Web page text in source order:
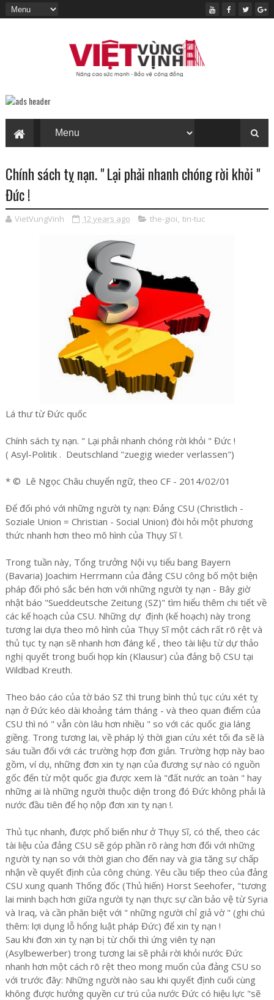
Chính sách tỵ nạn. " Lại phải nhanh chóng rời khỏi "
Đức !
VietVungVinh 12 years ago the-gioi, tin-tuc
Lá thư từ Đức quốc
Chính sách tỵ nạn. " Lại phải nhanh chóng rời khỏi " Đức !
( Asyl-Politik . Deutschland "zuegig wieder verlassen")
* © Lê Ngọc Châu chuyển ngữ, theo CF - 2014/02/01
Để đối phó với những người tỵ nạn: Đảng CSU (Christlich -
Soziale Union = Christian - Social Union) đòi hỏi một phương
thức nhanh hơn theo mô hình của Thụy Sĩ !.
Trong tuần này, Tổng trưởng Nội vụ tiểu bang Bayern
(Bavaria) Joachim Herrmann của đảng CSU công bố một biện
pháp đối phó sắc bén hơn với những người tỵ nạn - Bây giờ
nhật báo "Sueddeutsche Zeitung (SZ)" tìm hiểu thêm chi tiết về
các kế hoạch của CSU. Những dự định (kế hoạch) này trong
tương lai dựa theo mô hình của Thụy Sĩ một cách rất rõ rệt và
thủ tục tỵ nạn sẽ nhanh hơn đáng kể , theo tài liệu từ dự thảo
nghị quyết trong buổi họp kín (Klausur) của đảng bộ CSU tại
Wildbad Kreuth.
Theo báo cáo của tờ báo SZ thì trung bình thủ tục cứu xét tỵ
nạn ở Đức kéo dài khoảng tám tháng - và theo quan điểm của
CSU thì nó " vẫn còn lâu hơn nhiều " so với các quốc gia láng
giềng. Trong tương lai, về pháp lý thời gian cứu xét tối đa sẽ là
sáu tuần đối với các trường hợp đơn giản. Trường hợp này bao
gồm, ví dụ, những đơn xin tỵ nạn của đương sự nào có nguồn
gốc đến từ một quốc gia được xem là "đất nước an toàn " hay
những ai là những người thuộc diện trong đó Đức không phải là
nước đầu tiên để họ nộp đơn xin tỵ nạn !.
Thủ tục nhanh, được phổ biến như ở Thụy Sĩ, có thể, theo các
tài liệu của đảng CSU sẽ góp phần rõ ràng hơn đối với những
người tỵ nạn so với thời gian cho đến nay và gia tăng sự chấp
nhận về quyết định của công chúng. Yêu cầu tiếp theo của đảng
CSU xung quanh Thống đốc (Thủ hiến) Horst Seehofer, "tương
lai minh bạch hơn giữa người tỵ nạn thực sự cần bảo vệ từ Syria
và Iraq, và cần phân biệt với " những người chỉ giả vờ " (ghi chú
thêm: lợi dụng lỗ hổng luật pháp Đức) để xin tỵ nạn !
Sau khi đơn xin tỵ nạn bị từ chối thì ứng viên tỵ nạn
(Asylbewerber) trong tương lai sẽ phải rời khỏi nước Đức
nhanh hơn một cách rõ rệt theo mong muốn của đảng CSU so
với trước đây: Những người nào sau khi quyết định cuối cùng
không được hưởng quyền cư trú của nước Đức có hiệu lực "sẽ